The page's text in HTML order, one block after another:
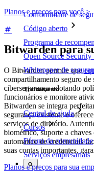
Conformidade de
Código aberto
Programa de
Open Source Security
Whitepaper de
Treinamento
Central de ajuda
Cursos
Fórum da comunidade
Serviços empresariais
Planos e preços para você >
Bitwarden para
O Bitwarden permite que
compartilhamento seguro de
cibersegurança adotando
funcionários e monitore
Bitwarden se integra
segurança existente e
serviços de diretório.
biométrico, suporte a
automático de credenciais
suas contas importantes,
Planos e preços para sua